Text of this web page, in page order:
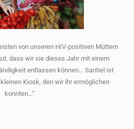
von unseren HIV-positiven Müttern
dass wir sie dieses Jahr mit einem
entlassen können… Santiel ist
Kiosk, den wir ihr ermöglichen
konnten…“